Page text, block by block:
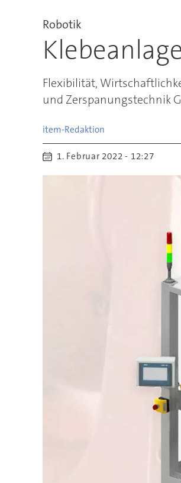
Robotik
Flexibilität,
und Zerspanungstechnik
item-Redaktion
1. Februar 2022 - 12:27